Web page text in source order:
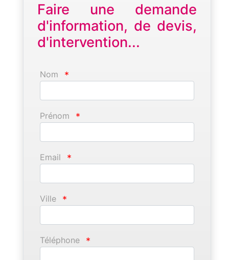
Faire une demande
d'information, de devis,
d'intervention...
Nom *
Prénom *
Email *
Ville *
Téléphone *